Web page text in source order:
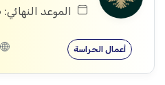
الموعد النهائي: 28/07/2026
أعمال الحراسة